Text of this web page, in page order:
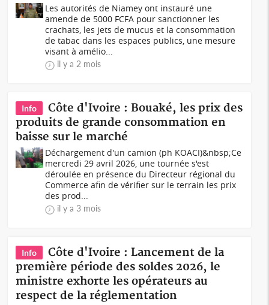
Les autorités de Niamey ont instauré une
amende de 5000 FCFA pour sanctionner les
crachats, les jets de mucus et la consommation
de tabac dans les espaces publics, une mesure
visant à amélio...
il y a 2 mois
Info
Côte d'Ivoire : Bouaké, les prix des
produits de grande consommation en
baisse sur le marché
Déchargement d'un camion (ph KOACI)&nbsp;Ce
mercredi 29 avril 2026, une tournée s'est
déroulée en présence du Directeur régional du
Commerce afin de vérifier sur le terrain les prix
des prod...
il y a 3 mois
Info
Côte d'Ivoire : Lancement de la
première période des soldes 2026, le
ministre exhorte les opérateurs au
respect de la réglementation